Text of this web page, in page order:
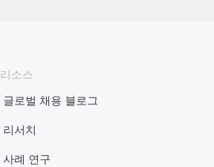
리소스
글로벌 채용 블로그
리서치
사례 연구